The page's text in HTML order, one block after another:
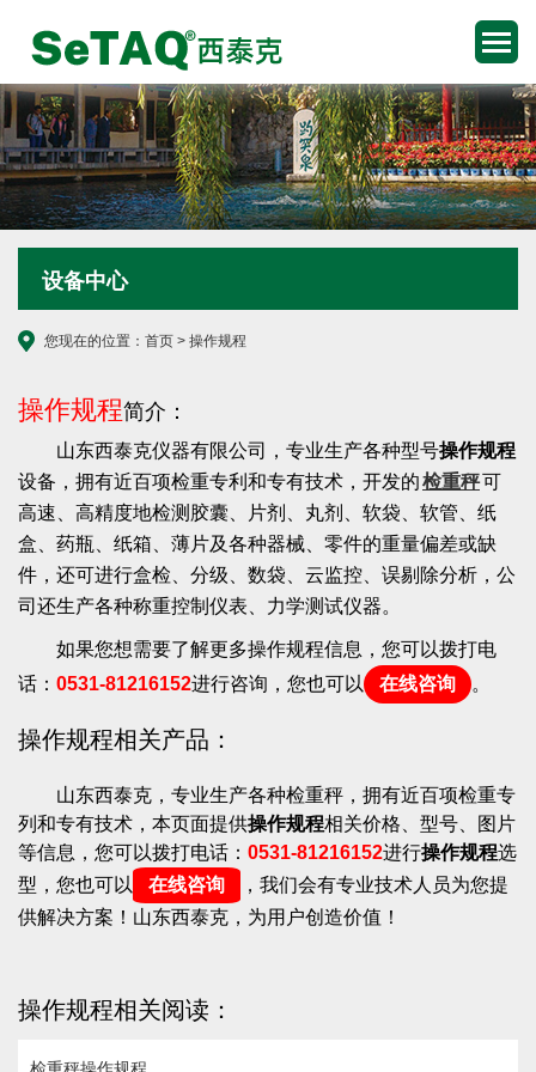
设备中心
您现在的位置： 首页 > 操作规程
操作规程简介：
山东西泰克仪器有限公司，专业生产各种型号操作规程
设备，拥有近百项检重专利和专有技术，开发的检重秤可
高速、高精度地检测胶囊、片剂、丸剂、软袋、软管、纸
盒、药瓶、纸箱、薄片及各种器械、零件的重量偏差或缺
件，还可进行盒检、分级、数袋、云监控、误剔除分析，公
司还生产各种称重控制仪表、力学测试仪器。
如果您想需要了解更多操作规程信息，您可以拨打电
话： 0531-81216152进行咨询，您也可以 在线咨询 。
操作规程相关产品：
山东西泰克，专业生产各种检重秤，拥有近百项检重专
列和专有技术，本页面提供操作规程相关价格、型号、图片
等信息，您可以拨打电话： 0531-81216152进行操作规程选
型，您也可以
在线咨询
，我们会有专业技术人员为您提
供解决方案！山东西泰克，为用户创造价值！
操作规程相关阅读：